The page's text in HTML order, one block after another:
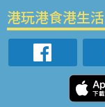
港玩港食港生活